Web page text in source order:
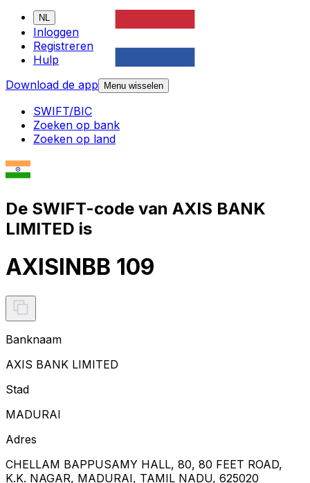
NL
Inloggen
Registreren
Hulp
Download de app
Menu wisselen
SWIFT/BIC
Zoeken op bank
Zoeken op land
De SWIFT-code van AXIS BANK
LIMITED is
AXISINBB 109
Banknaam
AXIS BANK LIMITED
Stad
MADURAI
Adres
CHELLAM BAPPUSAMY HALL, 80, 80 FEET ROAD,
K.K. NAGAR, MADURAI, TAMIL NADU, 625020